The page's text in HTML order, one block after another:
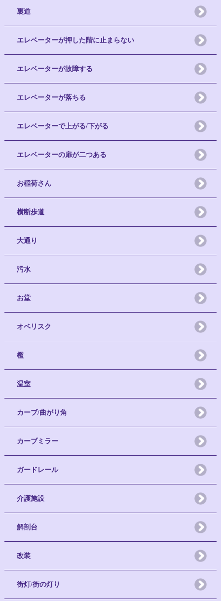
裏道
エレベーターが押した階に止まらない
エレベーターが故障する
エレベーターが落ちる
エレベーターで上がる/下がる
エレベーターの扉が二つある
お稲荷さん
横断歩道
大通り
汚水
お堂
オベリスク
檻
温室
カーブ/曲がり角
カーブミラー
ガードレール
介護施設
解剖台
改装
街灯/街の灯り